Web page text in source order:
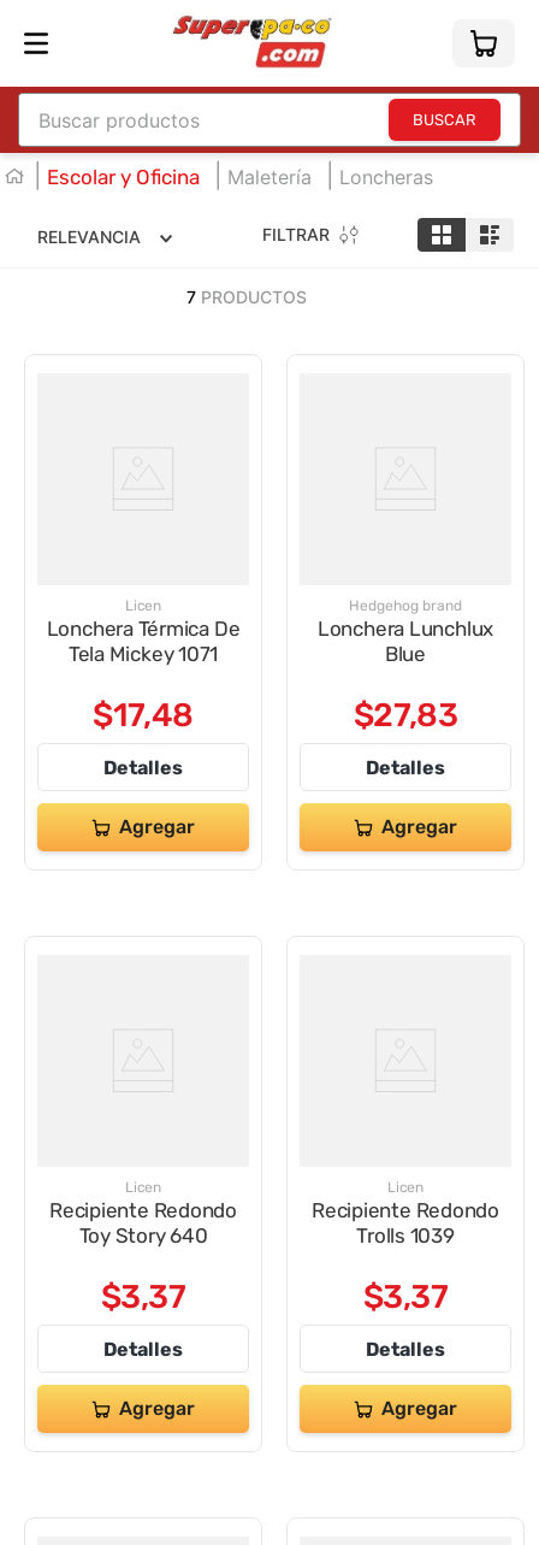
Buscar productos
Escolar y Oficina Maletería Loncheras
RELEVANCIA FILTRAR
7 PRODUCTOS
Licen
Lonchera Térmica De
Tela Mickey 1071
$17,48
Detalles
Agregar
Hedgehog brand
Lonchera Lunchlux
Blue
$27,83
Detalles
Agregar
Licen
Recipiente Redondo
Toy Story 640
$3,37
Detalles
Agregar
Licen
Recipiente Redondo
Trolls 1039
$3,37
Detalles
Agregar
TÉRMINOS MÁS BUSCADOS
2.
marcador e300
audifonos
teclado